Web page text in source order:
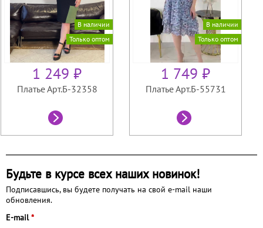
В наличии
Только оптом
1 249 ₽
Платье Арт.Б-32358
В наличии
Только оптом
1 749 ₽
Платье Арт.Б-55731
Будьте в курсе всех наших новинок!
Подписавшись, вы будете получать на свой e-mail наши
обновления.
E-mail*